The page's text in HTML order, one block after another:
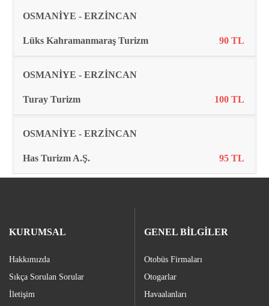
OSMANİYE - ERZİNCAN
Lüks Kahramanmaraş Turizm 90 TL
OSMANİYE - ERZİNCAN
Turay Turizm 100 TL
OSMANİYE - ERZİNCAN
Has Turizm A.Ş. 95 TL
KURUMSAL
Hakkımızda
Sıkça Sorulan Sorular
İletişim
GENEL BİLGİLER
Otobüs Firmaları
Otogarlar
Havaalanları